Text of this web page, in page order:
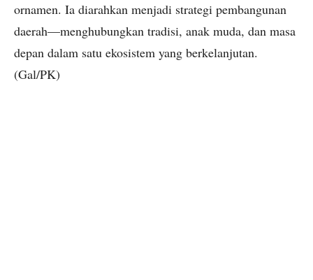
ornamen. Ia diarahkan menjadi strategi pembangunan
daerah—menghubungkan tradisi, anak muda, dan masa
depan dalam satu ekosistem yang berkelanjutan.
(Gal/PK)